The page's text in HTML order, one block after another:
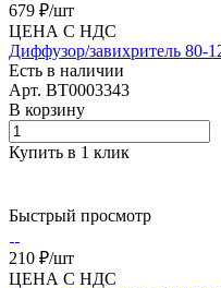
679 ₽/шт
ЦЕНА С НДС
Диффузор/завихритель 80-
Есть в наличии
Арт. BT0003343
В корзину
Купить в 1 клик
Быстрый просмотр
210 ₽/шт
ЦЕНА С НДС